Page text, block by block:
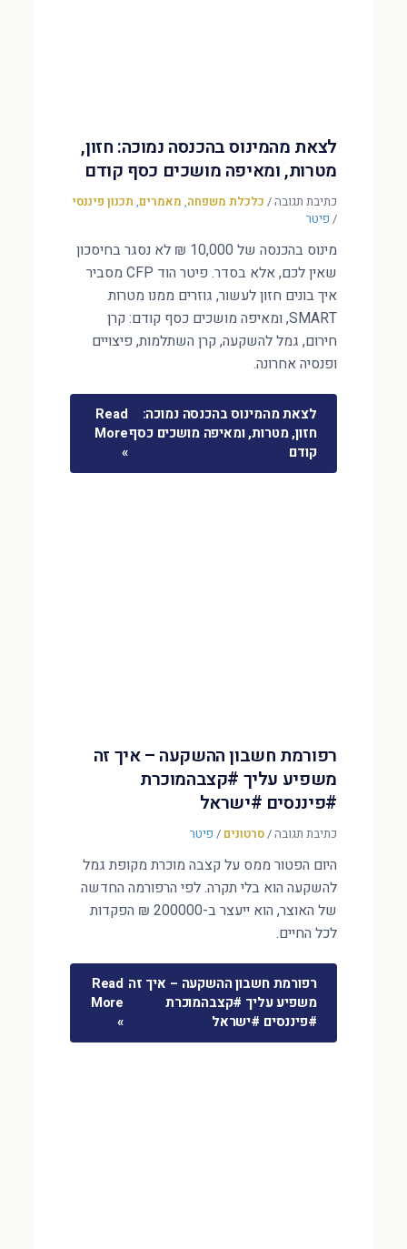
לצאת מהמינוס בהכנסה נמוכה: חזון,
מטרות, ומאיפה מושכים כסף קודם
כתיבת תגובה/ כלכלת משפחה, מאמרים, תכנון פיננסי
/ פיטר
מינוס בהכנסה של 10,000 ₪ לא נסגר בחיסכון
שאין לכם, אלא בסדר. פיטר הוד CFP מסביר
איך בונים חזון לעשור, גוזרים ממנו מטרות
SMART, ומאיפה מושכים כסף קודם: קרן
חירום, גמל להשקעה, קרן השתלמות, פיצויים
ופנסיה אחרונה.
לצאת מהמינוס בהכנסה נמוכה:
חזון, מטרות, ומאיפה מושכים כסף
קודם
Read
More
»
רפורמת חשבון ההשקעה – איך זה
משפיע עליך #קצבהמוכרת
#פיננסים #ישראל
כתיבת תגובה/סרטונים / פיטר
היום הפטור ממס על קצבה מוכרת מקופת גמל
להשקעה הוא בלי תקרה. לפי הרפורמה החדשה
של האוצר, הוא ייעצר ב-200000 ₪ הפקדות
לכל החיים.
רפורמת חשבון ההשקעה – איך זה
משפיע עליך #קצבהמוכרת
#פיננסים #ישראל
Read
More
»